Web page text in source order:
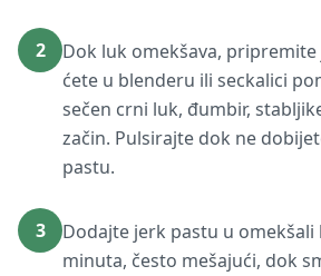
2
Dok luk omekšava,
ćete u blenderu ili seckalici
sečen crni luk, đumbir,
začin. Pulsirajte dok ne
pastu.
3
Dodajte jerk pastu u omekšali
minuta, često mešajući, dok